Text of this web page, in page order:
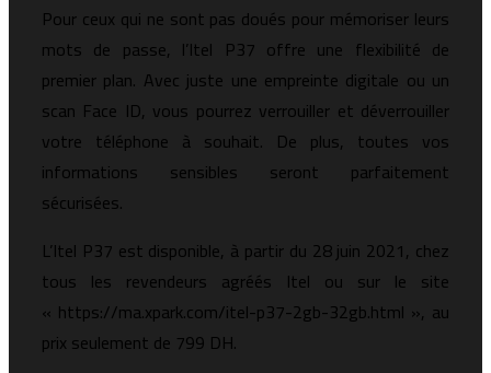
Pour ceux qui ne sont pas doués pour mémoriser leurs
mots de passe, l’Itel P37 offre une flexibilité de
premier plan. Avec juste une empreinte digitale ou un
scan Face ID, vous pourrez verrouiller et déverrouiller
votre téléphone à souhait. De plus, toutes vos
informations sensibles seront parfaitement
sécurisées.
L’Itel P37 est disponible, à partir du 28 juin 2021, chez
tous les revendeurs agréés Itel ou sur le site
« https://ma.xpark.com/itel-p37-2gb-32gb.html », au
prix seulement de 799 DH.